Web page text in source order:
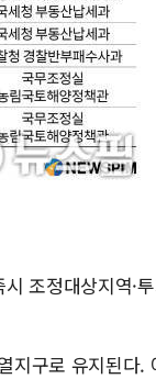
조정대상지역·
지구로 유지된다.